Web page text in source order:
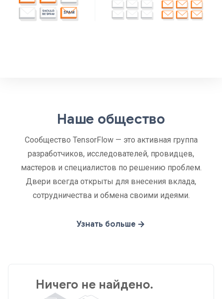
Наше общество
Сообщество TensorFlow — это активная группа
разработчиков, исследователей, провидцев,
мастеров и специалистов по решению проблем.
Двери всегда открыты для внесения вклада,
сотрудничества и обмена своими идеями.
Узнать больше
Ничего не найдено.